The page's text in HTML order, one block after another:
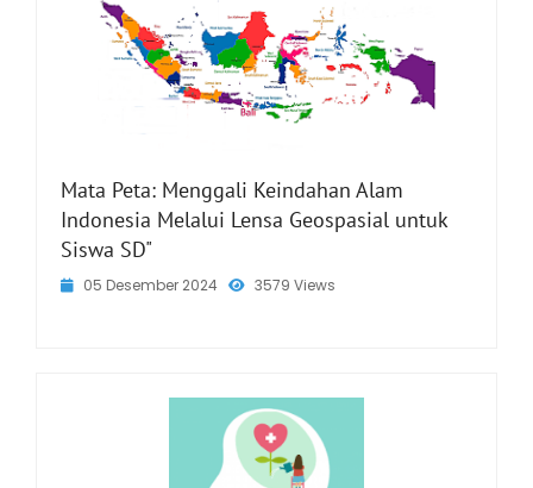
Mata Peta: Menggali Keindahan Alam
Indonesia Melalui Lensa Geospasial untuk
Siswa SD"
05 Desember 2024 3579 Views